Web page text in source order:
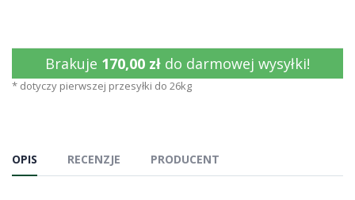
Brakuje 170,00 zł do darmowej wysyłki!
* dotyczy pierwszej przesyłki do 26kg
OPIS RECENZJE PRODUCENT